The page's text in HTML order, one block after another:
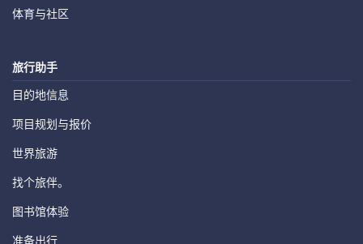
体育与社区
旅行助手
目的地信息
项目规划与报价
世界旅游
找个旅伴。
图书馆体验
准备出行